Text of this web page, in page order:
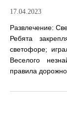
17.04.2023
​​​​​​Развлечение:
Ребята
светофоре;
Веселого
правила